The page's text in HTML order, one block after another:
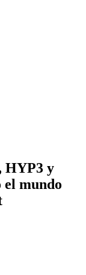
HYP3 y
el mundo